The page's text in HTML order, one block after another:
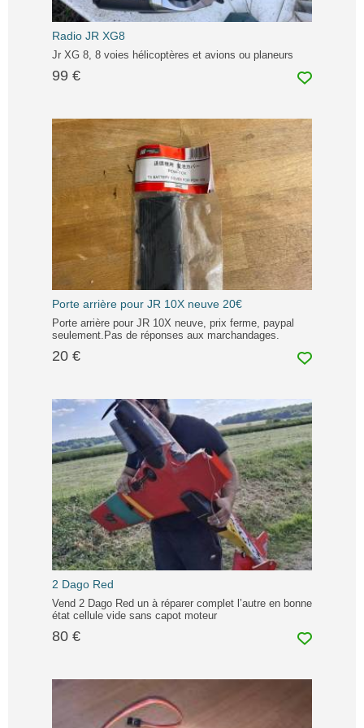
Radio JR XG8
Jr XG 8, 8 voies hélicoptères et avions ou planeurs
99 €
Porte arrière pour JR 10X neuve 20€
Porte arrière pour JR 10X neuve, prix ferme, paypal
seulement.Pas de réponses aux marchandages.
20 €
2 Dago Red
Vend 2 Dago Red un à réparer complet l’autre en bonne
état cellule vide sans capot moteur
80 €